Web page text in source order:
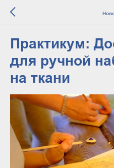
Практикум:
для ручной
на ткани